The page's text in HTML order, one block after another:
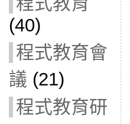
(40)
程式教育會
議 (21)
程式教育研